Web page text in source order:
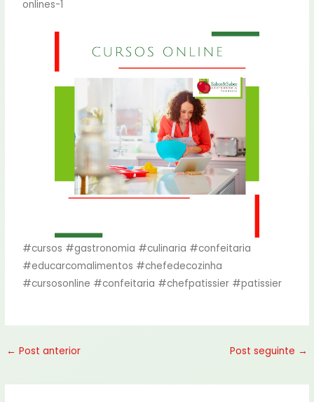
onlines-1
#cursos #gastronomia #culinaria #confeitaria
#educarcomalimentos #chefedecozinha
#cursosonline #confeitaria #chefpatissier #patissier
← Post anterior Post seguinte →